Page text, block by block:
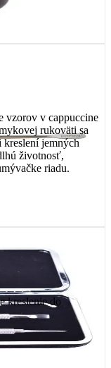
vzorov v cappuccine
rukoväti sa
kreslení jemných
životnosť,
riadu.
kreslenie do